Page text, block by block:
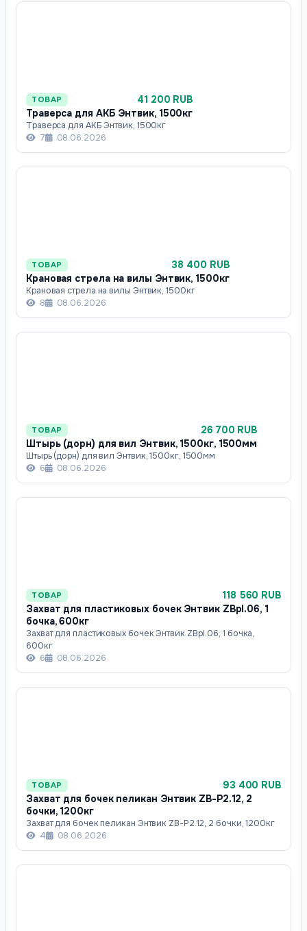
ТОВАР
41 200 RUB
Траверса для АКБ Энтвик, 1500кг
Траверса для АКБ Энтвик, 1500кг
7
08.06.2026
ТОВАР
38 400 RUB
Крановая стрела на вилы Энтвик, 1500кг
Крановая стрела на вилы Энтвик, 1500кг
8
08.06.2026
ТОВАР
26 700 RUB
Штырь (дорн) для вил Энтвик, 1500кг, 1500мм
Штырь (дорн) для вил Энтвик, 1500кг, 1500мм
6
08.06.2026
ТОВАР
118 560 RUB
Захват для пластиковых бочек Энтвик ZBpl.06, 1
бочка, 600кг
Захват для пластиковых бочек Энтвик ZBpl.06, 1 бочка,
600кг
6
08.06.2026
ТОВАР
93 400 RUB
Захват для бочек пеликан Энтвик ZB-P2.12, 2
бочки, 1200кг
Захват для бочек пеликан Энтвик ZB-P2.12, 2 бочки, 1200кг
4
08.06.2026